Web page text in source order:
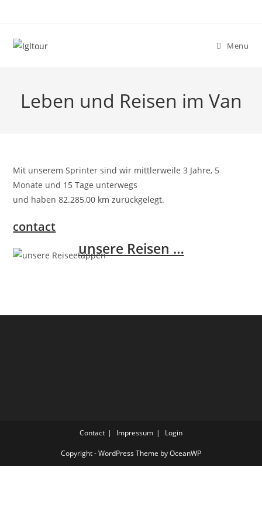
content
Menu
Leben und Reisen im Van
Mit unserem Sprinter sind wir mittlerweile 3 Jahre, 5
Monate und 15 Tage unterwegs
und haben 82.285,00 km zurückgelegt.
contact
unsere Reisen …
Contact Impressum Login
Copyright - WordPress Theme by OceanWP